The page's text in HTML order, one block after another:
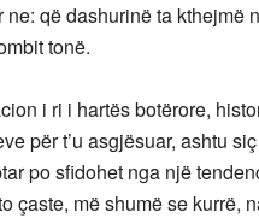
që dashurinë ta kthejmë
tonë.
i ri i hartës botërore,
për t’u asgjësuar, ashtu
po sfidohet nga një
çaste, më shumë se kurrë,